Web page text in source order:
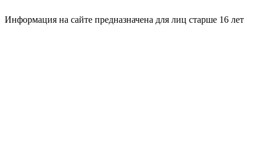
Информация на сайте предназначена для лиц старше 16 лет